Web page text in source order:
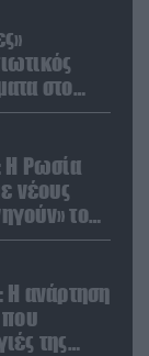
στο
H Ρωσία
νέους
τον
Η ανάρτηση
της